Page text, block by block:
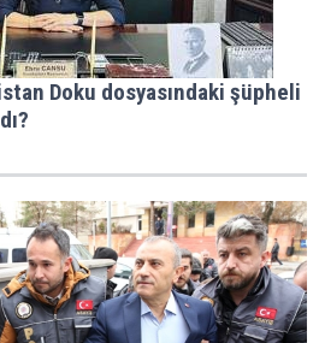
Doku dosyasındaki şüpheli